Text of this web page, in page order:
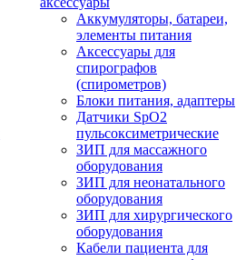
Аккумуляторы, батареи,
элементы питания
Аксессуары для
спирографов
(спирометров)
Блоки питания, адаптеры
Датчики SpO2
пульсоксиметрические
ЗИП для массажного
оборудования
ЗИП для неонатального
оборудования
ЗИП для хирургического
оборудования
Кабели пациента для